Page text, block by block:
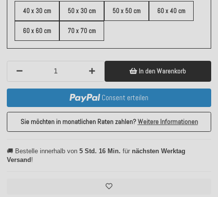
40 x 30 cm 50 x 30 cm 50 x 50 cm 60 x 40 cm
60 x 60 cm 70 x 70 cm
In den Warenkorb
Consent erteilen
Sie möchten in monatlichen Raten zahlen?Weitere Informationen
🚚 Bestelle innerhalb von 5 Std. 16 Min. für nächsten Werktag
Versand!